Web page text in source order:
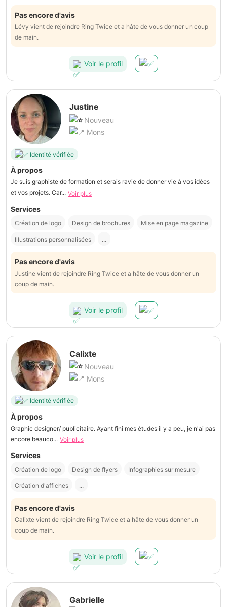
Pas encore d'avis
Lévy vient de rejoindre Ring Twice et a hâte de vous donner un coup
de main.
Voir le profil
Justine
Nouveau
Mons
Identité vérifiée
À propos
Je suis graphiste de formation et serais ravie de donner vie à vos idées
et vos projets. Car... Voir plus
Services
Création de logo Design de brochures Mise en page magazine
Illustrations personnalisées ...
Pas encore d'avis
Justine vient de rejoindre Ring Twice et a hâte de vous donner un
coup de main.
Voir le profil
Calixte
Nouveau
Mons
Identité vérifiée
À propos
Graphic designer/ publicitaire. Ayant fini mes études il y a peu, je n'ai pas
encore beauco... Voir plus
Services
Création de logo Design de flyers Infographies sur mesure
Création d'affiches ...
Pas encore d'avis
Calixte vient de rejoindre Ring Twice et a hâte de vous donner un
coup de main.
Voir le profil
Gabrielle